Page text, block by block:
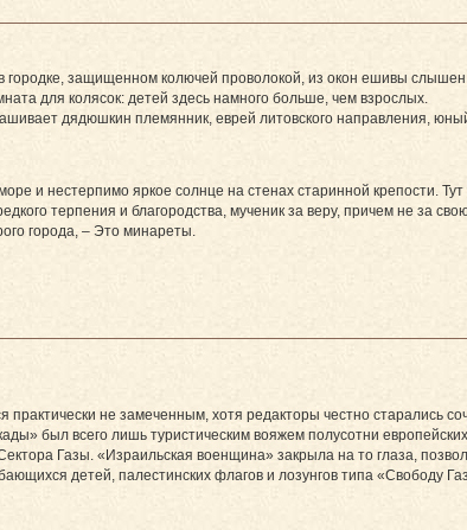
защищенном колючей проволокой, из окон ешивы слышен
для колясок: детей здесь намного больше, чем взрослых.
дядюшкин племянник, еврей литовского направления,
и нестерпимо яркое солнце на стенах старинной крепости.
терпения и благородства, мученик за веру, причем не за
города, – Это минареты.
практически не замеченным, хотя редакторы честно старались
был всего лишь туристическим вояжем полусотни
Газы. «Израильская военщина» закрыла на то глаза,
детей, палестинских флагов и лозунгов типа «Свободу